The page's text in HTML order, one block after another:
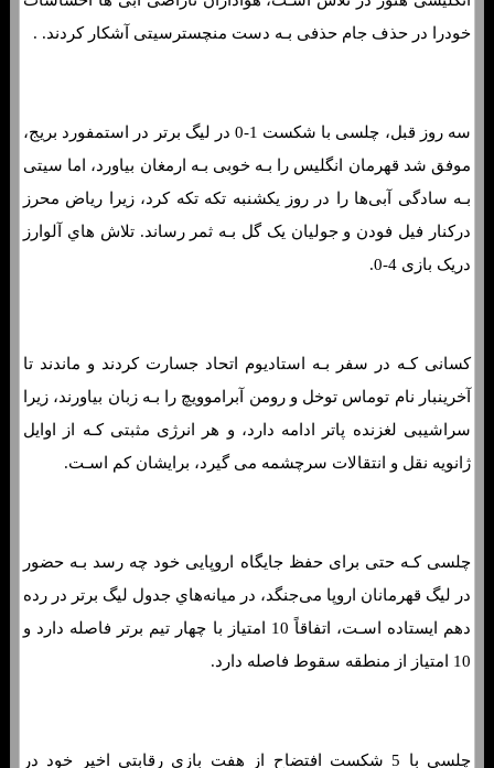
خودرا در حذف جام حذفی بـه دست منچسترسیتی آشکار کردند. .
سه روز قبل، چلسی با شکست 1-0 در لیگ برتر در استمفورد بریج،
موفق شد قهرمان انگلیس را بـه خوبی بـه ارمغان بیاورد، اما سیتی
بـه سادگی آبی‌ها را در روز یکشنبه تکه تکه کرد، زیرا ریاض محرز
درکنار فیل فودن و جولیان یک گل بـه ثمر رساند. تلاش هاي‌ آلوارز
دریک بازی 4-0.
کسانی کـه در سفر بـه استادیوم اتحاد جسارت کردند و ماندند تا
آخرینبار نام توماس توخل و رومن آبراموویچ را بـه زبان بیاورند، زیرا
سراشیبی لغزنده پاتر ادامه دارد، و هر انرژی مثبتی کـه از اوایل
ژانویه نقل و انتقالات سرچشمه می گیرد، برایشان کم اسـت.
چلسی کـه حتی برای حفظ جایگاه اروپایی خود چه رسد بـه حضور
در لیگ قهرمانان اروپا می‌جنگد، در میانه‌هاي‌ جدول لیگ برتر در رده
دهم ایستاده اسـت، اتفاقاً 10 امتیاز با چهار تیم برتر فاصله دارد و
10 امتیاز از منطقه سقوط فاصله دارد.
چلسی با 5 شکست افتضاح از هفت بازی رقابتی اخیر خود در